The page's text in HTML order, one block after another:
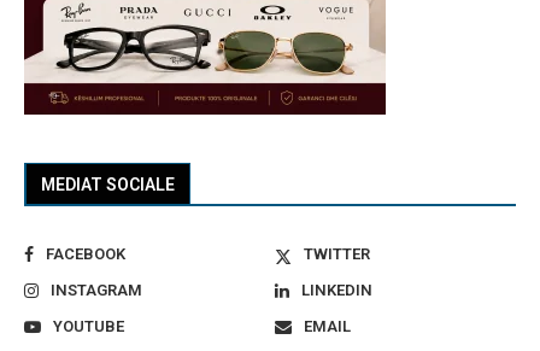
MEDIAT SOCIALE
FACEBOOK
TWITTER
INSTAGRAM
LINKEDIN
YOUTUBE
EMAIL